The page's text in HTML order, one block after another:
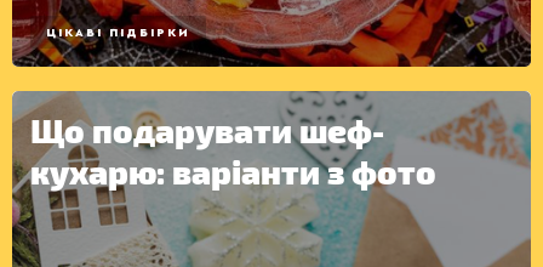
КОНСЕРВАЦІЯ
ЦІКАВІ ПІДБІРКИ
Що подарувати шеф-
кухарю: варіанти з фото